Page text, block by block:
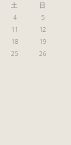
土
日
4
5
11
12
18
19
25
26